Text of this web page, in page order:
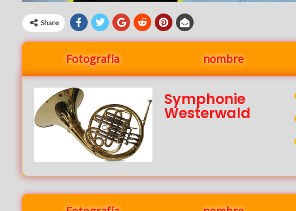
Share
Fotografía nombre
Symphonie
Westerwald